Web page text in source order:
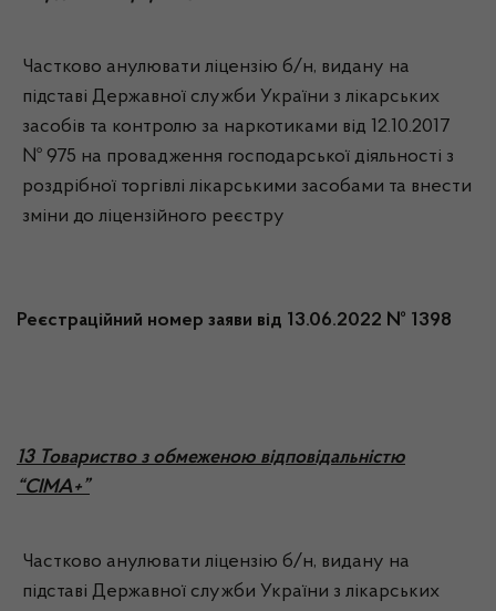
Частково анулювати ліцензію б/н, видану на
підставі Державної служби України з лікарських
засобів та контролю за наркотиками від 12.10.2017
№ 975 на провадження господарської діяльності з
роздрібної торгівлі лікарськими засобами та внести
зміни до ліцензійного реєстру
Реєстраційний номер заяви від 13.06.2022 № 1398
13 Товариство з обмеженою відповідальністю
“СІМА+”
Частково анулювати ліцензію б/н, видану на
підставі Державної служби України з лікарських